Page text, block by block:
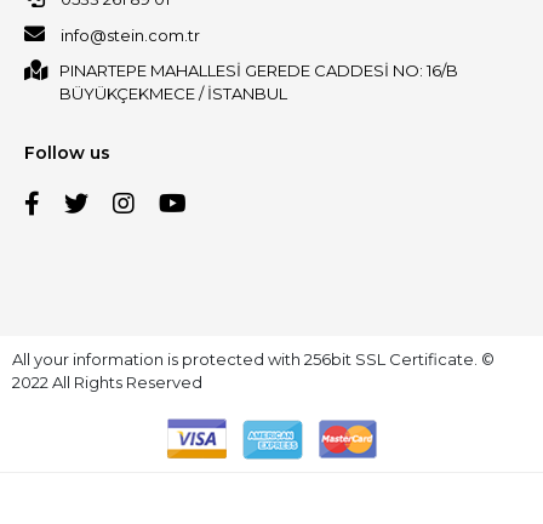
info@stein.com.tr
PINARTEPE MAHALLESİ GEREDE CADDESİ NO: 16/B
BÜYÜKÇEKMECE / İSTANBUL
Follow us
All your information is protected with 256bit SSL Certificate. ©
2022 All Rights Reserved